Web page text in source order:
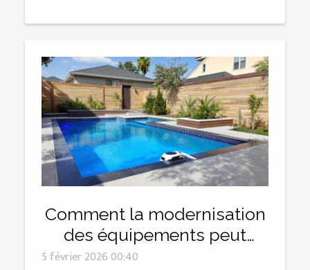
Comment la modernisation
des équipements peut
transformer votre piscine ?
5 février 2026 00:40